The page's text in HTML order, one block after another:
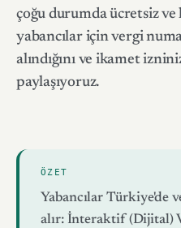
çoğu durumda ücretsiz ve
yabancılar için vergi
alındığını ve ikamet
paylaşıyoruz.
ÖZET
Yabancılar Türkiye'de
alır: İnteraktif (Dijital)